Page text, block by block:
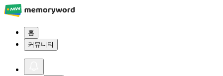
홈
커뮤니티